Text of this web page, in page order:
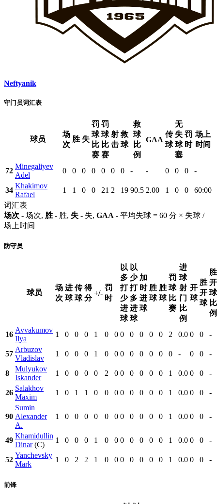
Neftyanik
守门员词汇表
球员
场
次
胜 失
罚
球
比
赛
罚
球
比
赛
射
击
救
球
救
球
比
例
GAA
传
球
无
失
球
塞
罚
时
场上
时间
72
Minegaliyev
Adel
0 0 0 0 0 0 0 - - 0 0 0 -
34
Khakimov
Rafael
1 1 0 0 21 2 19 90.5 2.00 1 0 0
60:00
词汇表
场次 - 场次, 胜 - 胜, 失 - 失, GAA - 平均失球 = 60 分 × 失球 /
场上时间
防守员
球员
场
次
进
球
传
球
得
分
+/-
罚
时
以
多
打
少
进
球
以
少
打
多
进
球
加
时
进
球
胜
球
胜
球
罚
球
比
赛
进
球
射
门
比
例
开
球
胜
开
球
胜
开
球
比
例
16
Avvakumov
Ilya
1 0 0 0 1 0 0 0 0 0 0 0 2 0.0 0 0 -
57
Arbuzov
Vladislav
1 0 0 0 1 0 0 0 0 0 0 0 0 - 0 0 -
8
Mulyukov
Iskander
1 0 0 0 0 2 0 0 0 0 0 0 1 0.0 0 0 -
26
Salakhov
Maxim
1 0 1 1 0 0 0 0 0 0 0 0 1 0.0 0 0 -
90
Sumin
Alexander
A.
1 0 0 0 0 0 0 0 0 0 0 0 1 0.0 0 0 -
49
Khamidullin
Dinar(C)
1 0 0 0 1 0 0 0 0 0 0 0 1 0.0 0 0 -
52
Yanchevsky
Mark
1 0 2 2 1 0 0 0 0 0 0 0 1 0.0 0 0 -
前锋